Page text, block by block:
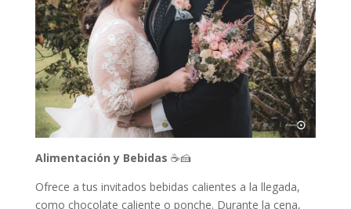
Alimentación y Bebidas ☕🍰
Ofrece a tus invitados bebidas calientes a la llegada,
como chocolate caliente o ponche. Durante la cena,